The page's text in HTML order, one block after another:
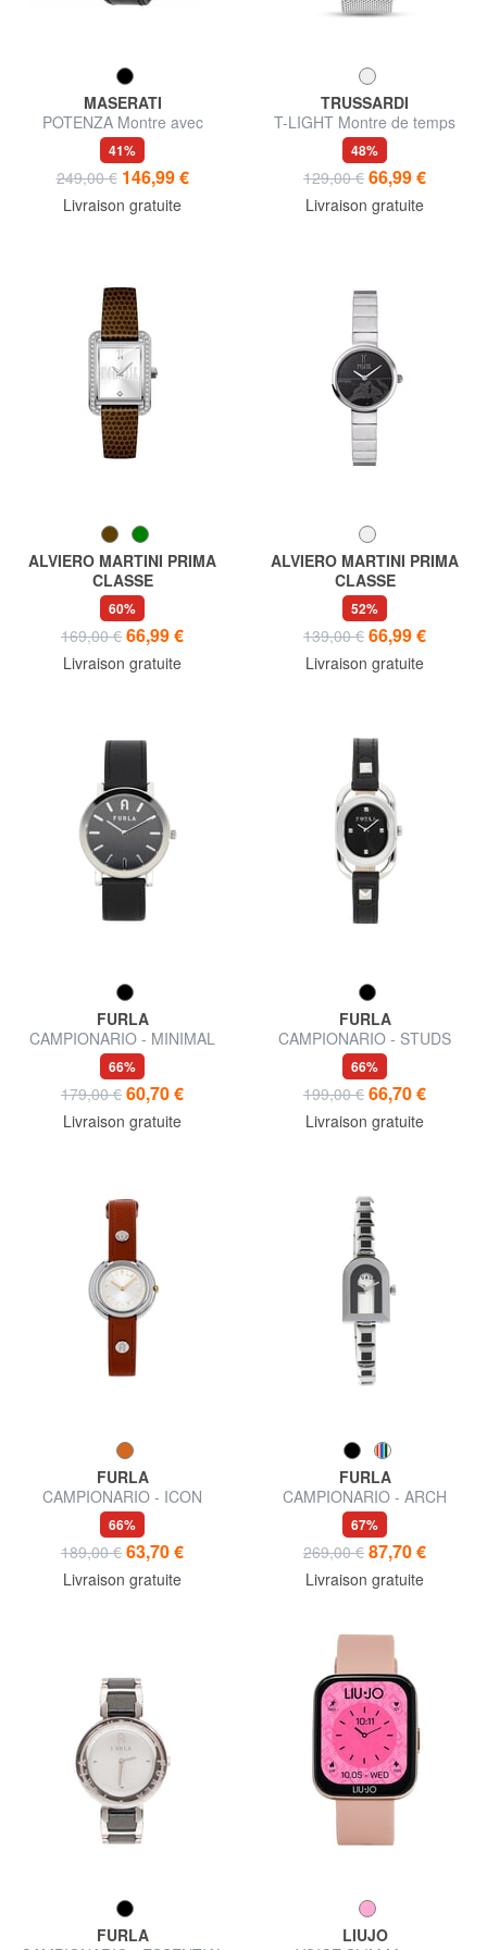
MASERATI
POTENZA Montre avec
affichage de la date
41%
249,00 € 146,99 €
Livraison gratuite
TRUSSARDI
T-LIGHT Montre de temps
seulement
48%
129,00 € 66,99 €
Livraison gratuite
ALVIERO MARTINI PRIMA
CLASSE
MAUI Montre indiquant
uniquement l'heure
60%
169,00 € 66,99 €
Livraison gratuite
ALVIERO MARTINI PRIMA
CLASSE
DJERBA Montre indiquant
uniquement l'heure
52%
139,00 € 66,99 €
Livraison gratuite
FURLA
CAMPIONARIO - MINIMAL
montre à affichage de l'heure
uniquement
66%
179,00 € 60,70 €
Livraison gratuite
FURLA
CAMPIONARIO - STUDS
Montre pour femme
66%
199,00 € 66,70 €
Livraison gratuite
FURLA
CAMPIONARIO - ICON
montre à affichage de l'heure
uniquement
66%
189,00 € 63,70 €
Livraison gratuite
FURLA
CAMPIONARIO - ARCH
Horloge à cadran
rectangulaire
67%
269,00 € 87,70 €
Livraison gratuite
FURLA
LIUJO